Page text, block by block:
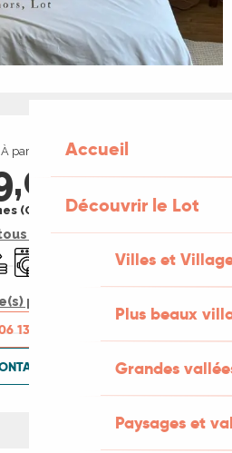
Accueil
Découvrir le Lot
Villes et
Plus beaux
Grandes
Paysages et
À partir de
€
(Chambres d'hôtes)
les tarifs
et linge
Lave linge
prestation(s)
13 40 83
NOUS